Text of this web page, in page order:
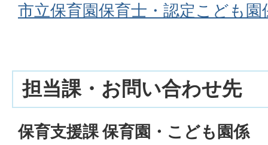
市立保育園保育士・認定こども園
担当課・お問い合わせ先
保育支援課 保育園・こども園係